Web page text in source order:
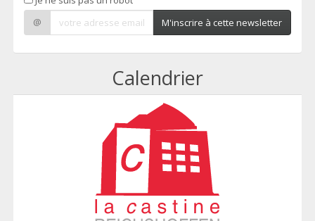
@
M'inscrire à cette newsletter
Calendrier